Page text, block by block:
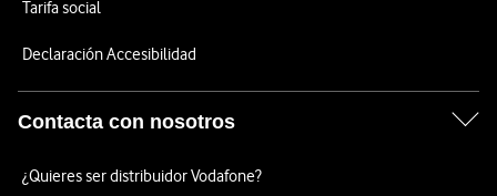
Tarifa social
Declaración Accesibilidad
Contacta con nosotros
¿Quieres ser distribuidor Vodafone?